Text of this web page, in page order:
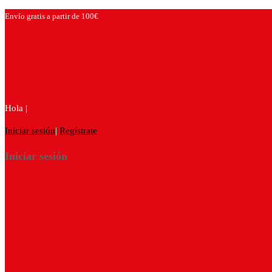
Envío gratis a partir de 100€
Hola |
Iniciar sesión| Regístrate
Iniciar sesión